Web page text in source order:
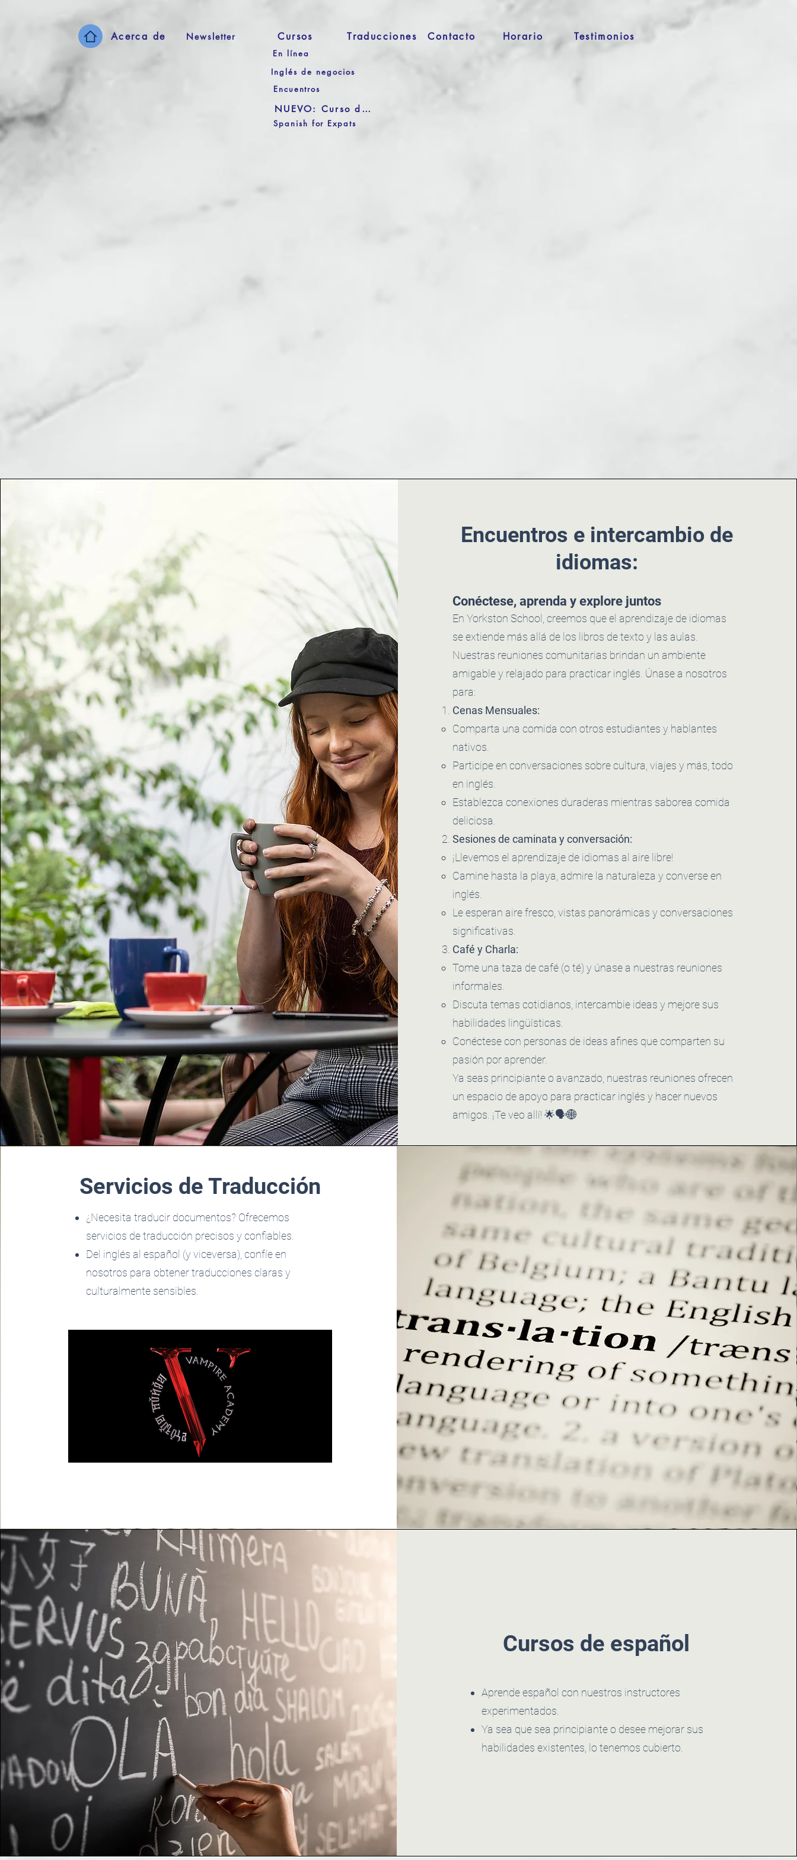
Acerca de Newsletter Cursos Contacto
Inglés de negocios
Traducciones
En línea
Encuentros
Horario Testimonios
NUEVO: Curso de Audio
Spanish for Expats
Encuentros e intercambio de
idiomas:
Conéctese, aprenda y explore juntos
En Yorkston School, creemos que el aprendizaje de idiomas
se extiende más allá de los libros de texto y las aulas.
Nuestras reuniones comunitarias brindan un ambiente
amigable y relajado para practicar inglés. Únase a nosotros
para:
Cenas Mensuales:
Comparta una comida con otros estudiantes y hablantes
nativos.
Participe en conversaciones sobre cultura, viajes y más, todo
en inglés.
Establezca conexiones duraderas mientras saborea comida
deliciosa.
Sesiones de caminata y conversación:
¡Llevemos el aprendizaje de idiomas al aire libre!
Camine hasta la playa, admire la naturaleza y converse en
inglés.
Le esperan aire fresco, vistas panorámicas y conversaciones
significativas.
Café y Charla:
Tome una taza de café (o té) y únase a nuestras reuniones
informales.
Discuta temas cotidianos, intercambie ideas y mejore sus
habilidades lingüísticas.
Conéctese con personas de ideas afines que comparten su
pasión por aprender.
Ya seas principiante o avanzado, nuestras reuniones ofrecen
un espacio de apoyo para practicar inglés y hacer nuevos
amigos. ¡Te veo allí! 🌟🗣️🌐
Servicios de Traducción
¿Necesita traducir documentos? Ofrecemos
servicios de traducción precisos y confiables.
Del inglés al español (y viceversa), confíe en
nosotros para obtener traducciones claras y
culturalmente sensibles.
Cursos de español
Aprende español con nuestros instructores
experimentados.
Ya sea que sea principiante o desee mejorar sus
habilidades existentes, lo tenemos cubierto.